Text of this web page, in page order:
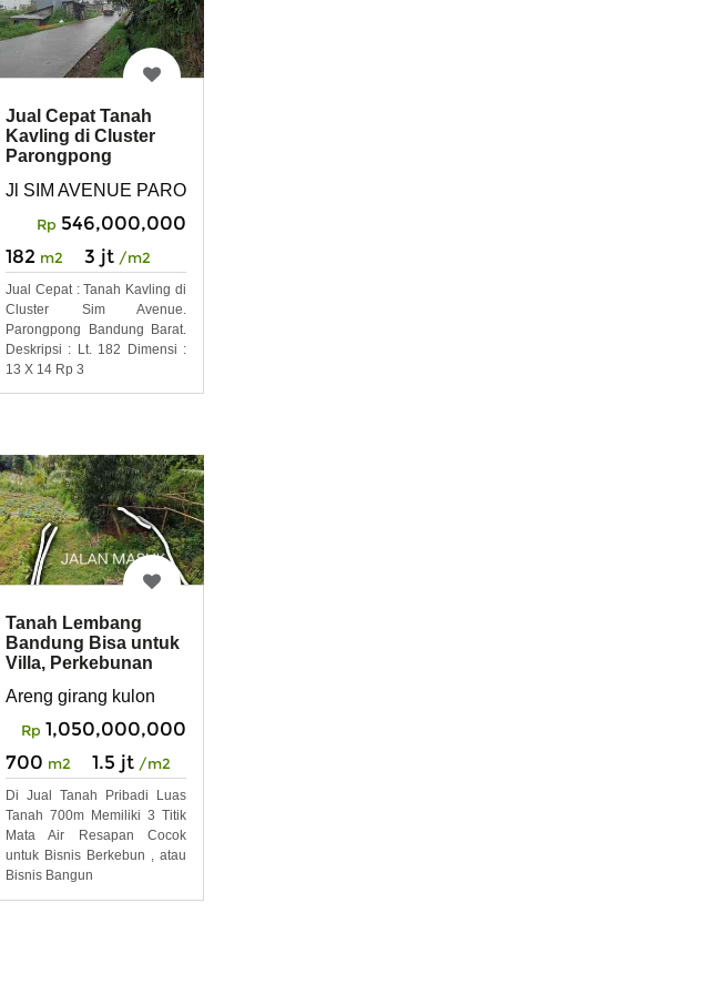
Jual Cepat Tanah
Kavling di Cluster
Parongpong
Jl SIM AVENUE PARONGPONG BANDUNG BARAT
Rp 546,000,000
182 m2 3 jt /m2
Jual Cepat : Tanah Kavling di
Cluster Sim Avenue.
Parongpong Bandung Barat.
Deskripsi : Lt. 182 Dimensi :
13 X 14 Rp 3
ciwaruga parongpong bandung
Tanah Lembang
Bandung Bisa untuk
Villa, Perkebunan
Areng girang kulon
Rp 1,050,000,000
700 m2 1.5 jt /m2
Di Jual Tanah Pribadi Luas
Tanah 700m Memiliki 3 Titik
Mata Air Resapan Cocok
untuk Bisnis Berkebun , atau
Bisnis Bangun